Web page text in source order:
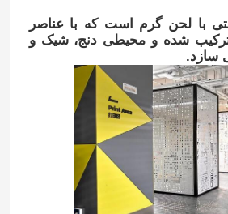
با لحن گرم است که با عناصر
شده و محیطی دنج، شیک و
سازد.